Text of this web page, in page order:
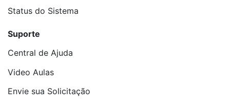
Status do Sistema
Suporte
Central de Ajuda
Video Aulas
Envie sua Solicitação